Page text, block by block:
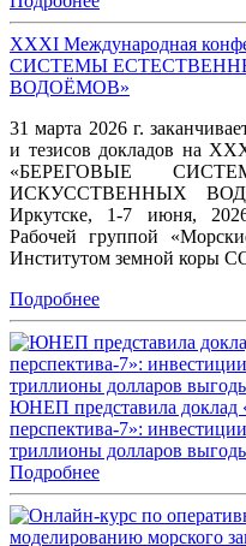
XXXI Международная
СИСТЕМЫ
ВОДОЁМОВ»
31 марта 2026 г.
и тезисов докладов на
«БЕРЕГОВЫЕ
ИСКУССТВЕННЫХ
Иркутске, 1-7 июня,
Рабочей группой
Институтом земной коры
Подробнее
ЮНЕП представила доклад
перспектива-7»:
триллионы долларов
Подробнее